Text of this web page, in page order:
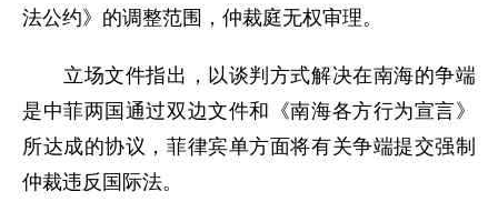
法公约》的调整范围，仲裁庭无权审理。
立场文件指出，以谈判方式解决在南海的争端
是中菲两国通过双边文件和《南海各方行为宣言》
所达成的协议，菲律宾单方面将有关争端提交强制
仲裁违反国际法。